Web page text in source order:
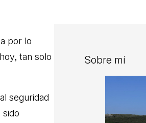
por lo
tan solo
seguridad
sido
Sobre mí